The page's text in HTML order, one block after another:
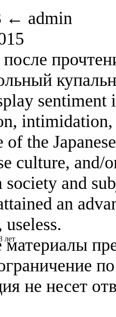
← admin
the
culture, and/
and
an
не несет